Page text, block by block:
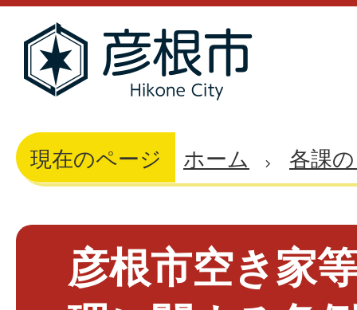
現在のページ ホーム 各課
彦根市空き家